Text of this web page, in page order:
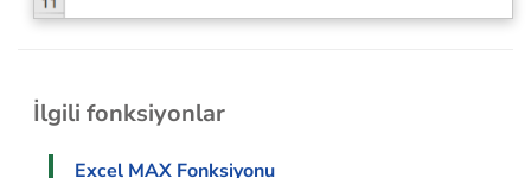
İlgili fonksiyonlar
Excel MAX Fonksiyonu